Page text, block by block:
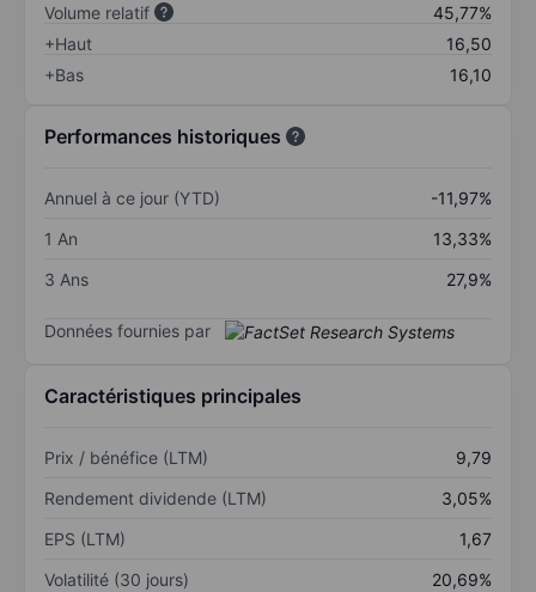
Volume relatif
45,77%
+Haut
16,50
+Bas
16,10
Performances historiques
Annuel à ce jour (YTD)
-11,97%
1 An
13,33%
3 Ans
27,9%
Données fournies par
Caractéristiques principales
Prix / bénéfice (LTM)
9,79
Rendement dividende (LTM)
3,05%
EPS (LTM)
1,67
Volatilité (30 jours)
20,69%